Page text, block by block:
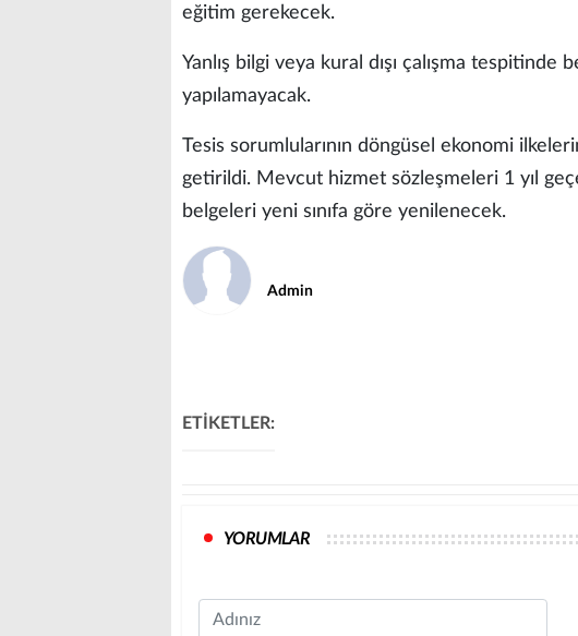
eğitim gerekecek.
Yanlış bilgi veya kural dışı çalışma
yapılamayacak.
Tesis sorumlularının döngüsel ekonomi
getirildi. Mevcut hizmet sözleşmeleri 1 yıl
belgeleri yeni sınıfa göre yenilenecek.
Admin
ETİKETLER:
YORUMLAR
Name